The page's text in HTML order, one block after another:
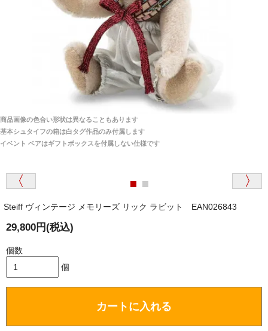
ご安心ください！商品は確実にお届けします。
商品は直接海外から届くのですか。受取の際、関税な
どはかかりますか？
商品は全て当店へ入荷させたのち欠品を行いお客様
関税はすべて当店にて処理しますのでお客様のご負担
は一切ありません。
商品が届くまでにはどのくらいの期間がかかります
か？
国内で一度検品をしますので、決済確認後、２～４
週間でのお届けとなります。
（稀に、通関手続き等に時間がかかり、納期が遅れる
ます。）
注文のキャンセルは可能ですか？
埼玉県 S・W 様
「送られる際にメールなどで届けて頂きとても
安心感がありました」
大阪府 Y・W 様 （男性）
「取り扱っているNetショップで一番信用出来
兵庫県 A・K 様 （女性）
「ベアちゃんの紹介分が丁寧に書かれていたこ
商品画像の色合い形状は異なることもあります
基本シュタイフの箱は白タグ作品のみ付属します
イベント ベアはギフトボックスを付属しない仕様です
Steiff ヴィンテージ メモリーズ リック ラビット EAN026843
29,800円(税込)
個数
個
カートに入れる